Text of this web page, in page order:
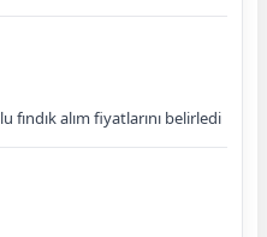
fındık alım fiyatlarını belirledi